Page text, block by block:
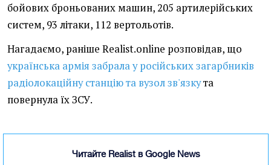
бойових броньованих машин, 205 артилерійських
систем, 93 літаки, 112 вертольотів.
Нагадаємо, раніше Realist.online розповідав, що
українська армія забрала у російських загарбників
радіолокаційну станцію та вузол зв'язкута
повернула їх ЗСУ.
Читайте Realist в Google News